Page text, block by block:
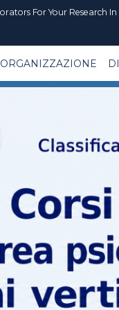
For Your Research
ORGANIZZAZIONE